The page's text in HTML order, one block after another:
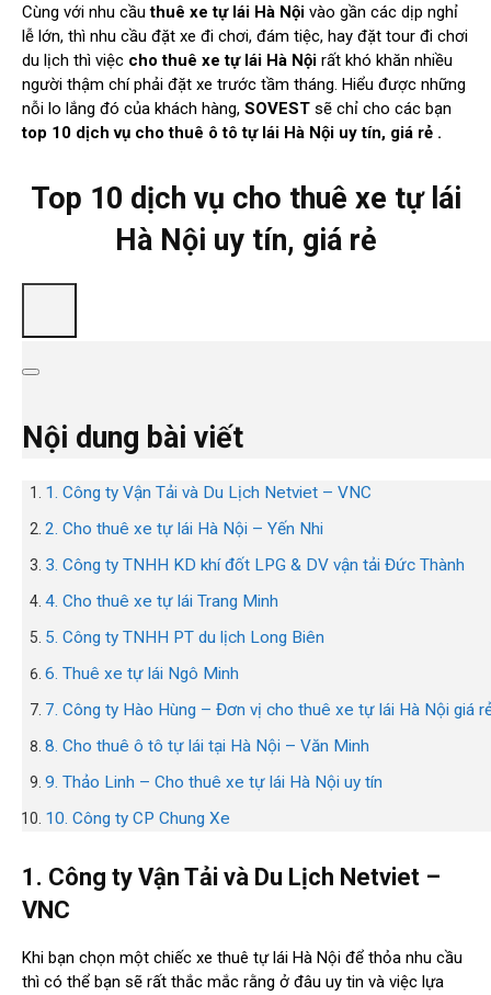
Cùng với nhu cầuthuê xe tự lái Hà Nội vào gần các dịp nghỉ
lễ lớn, thì nhu cầu đặt xe đi chơi, đám tiệc, hay đặt tour đi chơi
du lịch thì việc cho thuê xe tự lái Hà Nội rất khó khăn nhiều
người thậm chí phải đặt xe trước tầm tháng. Hiểu được những
nỗi lo lắng đó của khách hàng, SOVEST sẽ chỉ cho các bạn
top 10 dịch vụ cho thuê ô tô tự lái Hà Nội uy tín, giá rẻ .
Top 10 dịch vụ cho thuê xe tự lái
Hà Nội uy tín, giá rẻ
Nội dung bài viết
1. Công ty Vận Tải và Du Lịch Netviet – VNC
2. Cho thuê xe tự lái Hà Nội – Yến Nhi
3. Công ty TNHH KD khí đốt LPG & DV vận tải Đức Thành
4. Cho thuê xe tự lái Trang Minh
5. Công ty TNHH PT du lịch Long Biên
6. Thuê xe tự lái Ngô Minh
7. Công ty Hào Hùng – Đơn vị cho thuê xe tự lái Hà Nội giá
8. Cho thuê ô tô tự lái tại Hà Nội – Văn Minh
9. Thảo Linh – Cho thuê xe tự lái Hà Nội uy tín
10. Công ty CP Chung Xe
1. Công ty Vận Tải và Du Lịch Netviet –
VNC
Khi bạn chọn một chiếc xe thuê tự lái Hà Nội để thỏa nhu cầu
thì có thể bạn sẽ rất thắc mắc rằng ở đâu uy tin và việc lựa